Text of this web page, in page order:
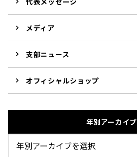
メディア
支部ニュース
オフィシャルショップ
年別アーカイブ